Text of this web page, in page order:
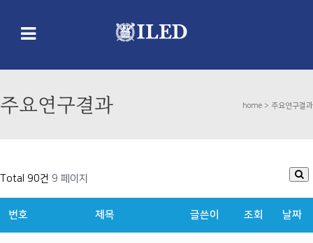
주요연구결과 home > 주요연구결과
Total 90건 9 페이지
번호 제목 글쓴이 조회 날짜